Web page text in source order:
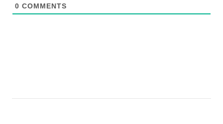
0 COMMENTS